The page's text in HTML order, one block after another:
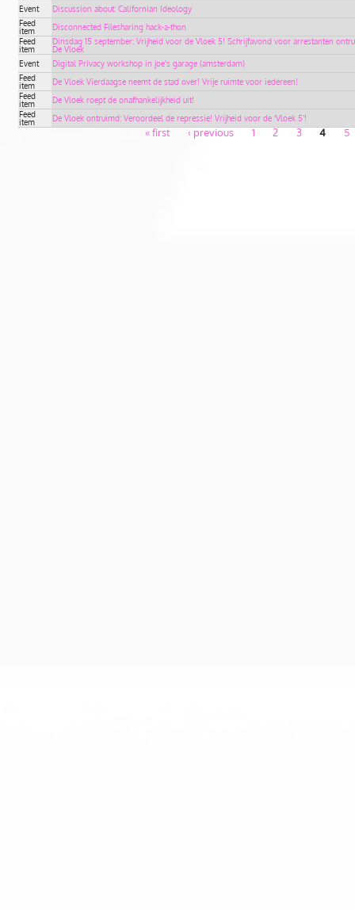
Event
Discussion about: Californian Ideology
Feed
item
Disconnected Filesharing hack-a-thon
Feed
item
Dinsdag 15 september: Vrijheid voor de Vloek 5! Schrijfavond voor arrestanten
De Vloek
Event
Digital Privacy workshop in joe's garage (amsterdam)
Feed
item
De Vloek Vierdaagse neemt de stad over! Vrije ruimte voor iedereen!
Feed
item
De Vloek roept de onafhankelijkheid uit!
Feed
item
De Vloek ontruimd: Veroordeel de repressie! Vrijheid voor de ‘Vloek 5’!
« first ‹ previous 1 2 3 4 5